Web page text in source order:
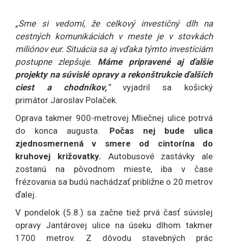
„Sme si vedomí, že celkový investičný dlh na
cestných komunikáciách v meste je v stovkách
miliónov eur. Situácia sa aj vďaka týmto investíciám
postupne zlepšuje. Máme pripravené aj ďalšie
projekty na súvislé opravy a rekonštrukcie ďalších
ciest a chodníkov,“ vyjadril sa košický
primátor Jaroslav Polaček.
Oprava takmer 900-metrovej Mliečnej ulice potrvá
do konca augusta. Počas nej bude ulica
zjednosmernená v smere od cintorína do
kruhovej križovatky. Autobusové zastávky ale
zostanú na pôvodnom mieste, iba v čase
frézovania sa budú nachádzať približne o 20 metrov
ďalej.
V pondelok (5.8.) sa začne tiež prvá časť súvislej
opravy Jantárovej ulice na úseku dlhom takmer
1700 metrov. Z dôvodu stavebných prác